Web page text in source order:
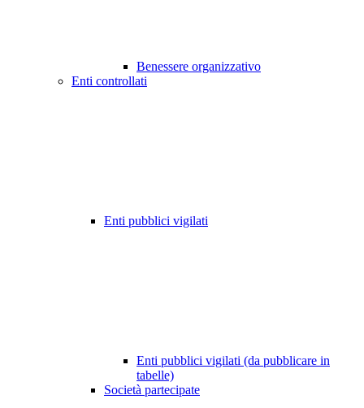
Benessere organizzativo
Enti controllati
Enti pubblici vigilati
Enti pubblici vigilati (da pubblicare in
tabelle)
Società partecipate